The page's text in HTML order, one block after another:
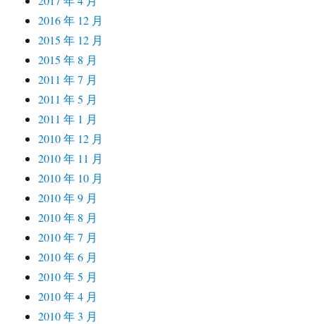
2016 年 12 月
2015 年 12 月
2015 年 8 月
2011 年 7 月
2011 年 5 月
2011 年 1 月
2010 年 12 月
2010 年 11 月
2010 年 10 月
2010 年 9 月
2010 年 8 月
2010 年 7 月
2010 年 6 月
2010 年 5 月
2010 年 4 月
2010 年 3 月